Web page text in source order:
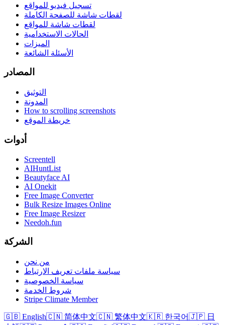
تسجيل فيديو للمواقع
لقطات شاشة للصفحة الكاملة
لقطات شاشة للمواقع
الحالات الاستخدامية
الميزات
الأسئلة الشائعة
المصادر
التوثيق
المدونة
How to scrolling screenshots
خريطة الموقع
أدوات
Screentell
AIHuntList
Beautyface AI
AI Onekit
Free Image Converter
Bulk Resize Images Online
Free Image Resizer
Needoh.fun
الشركة
من نحن
سياسة ملفات تعريف الارتباط
سياسة الخصوصية
شروط الخدمة
Stripe Climate Member
🇬🇧 English🇨🇳 简体中文🇨🇳 繁体中文🇰🇷 한국어🇯🇵 日